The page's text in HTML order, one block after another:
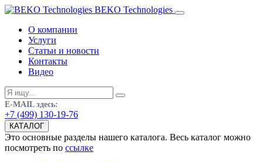
BEKO Technologies
О компании
Услуги
Статьи и новости
Контакты
Видео
E-MAIL здесь:
+7 (499) 130-19-76
КАТАЛОГ
Это основные разделы нашего каталога. Весь каталог можно
посмотреть по ссылке